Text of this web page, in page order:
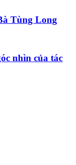
Tùng Long
nhìn của tác